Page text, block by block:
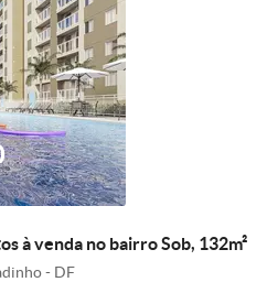
à venda no bairro Sob, 132m²
- DF